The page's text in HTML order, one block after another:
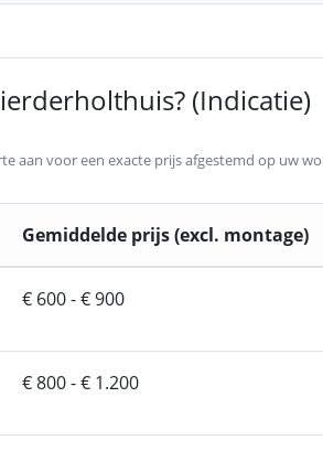
(Indicatie)
aan voor een exacte prijs afgestemd op uw
Gemiddelde prijs (excl. montage)
€ 600 - € 900
€ 800 - € 1.200